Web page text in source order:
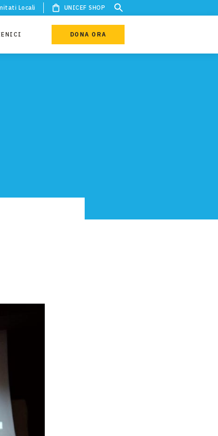
Locali UNICEF SHOP
DONA ORA